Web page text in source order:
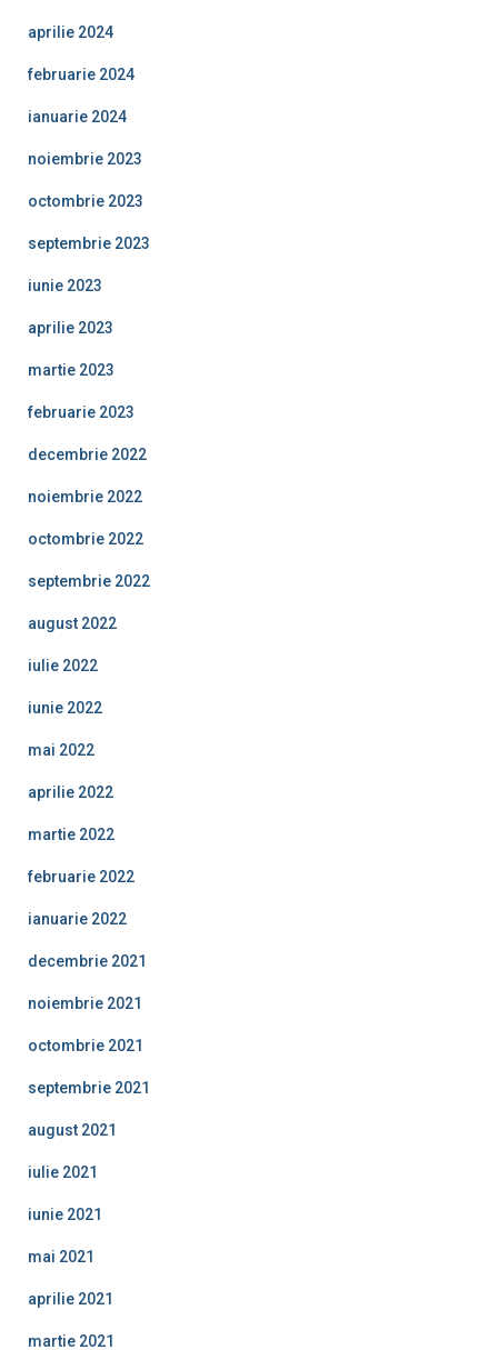
aprilie 2024
februarie 2024
ianuarie 2024
noiembrie 2023
octombrie 2023
septembrie 2023
iunie 2023
aprilie 2023
martie 2023
februarie 2023
decembrie 2022
noiembrie 2022
octombrie 2022
septembrie 2022
august 2022
iulie 2022
iunie 2022
mai 2022
aprilie 2022
martie 2022
februarie 2022
ianuarie 2022
decembrie 2021
noiembrie 2021
octombrie 2021
septembrie 2021
august 2021
iulie 2021
iunie 2021
mai 2021
aprilie 2021
martie 2021